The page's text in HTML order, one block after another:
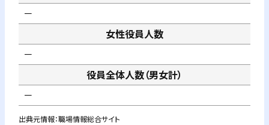
－
女性役員人数
－
役員全体人数（男女計）
－
出典元情報：職場情報総合サイト